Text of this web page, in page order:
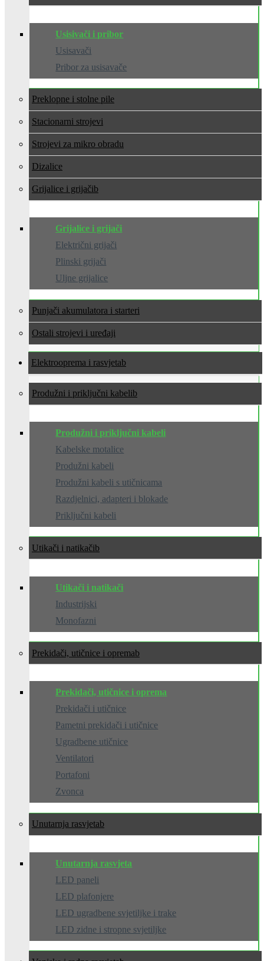
Usisivači i pribor
Usisavači
Pribor za usisavače
Preklopne i stolne pile
Stacionarni strojevi
Strojevi za mikro obradu
Dizalice
Grijalice i grijači
Grijalice i grijači
Električni grijači
Plinski grijači
Uljne grijalice
Punjači akumulatora i starteri
Ostali strojevi i uređaji
Elektrooprema i rasvjeta
Produžni i priključni kabeli
Produžni i priključni kabeli
Kabelske motalice
Produžni kabeli
Produžni kabeli s utičnicama
Razdjelnici, adapteri i blokade
Priključni kabeli
Utikači i natikači
Utikači i natikači
Industrijski
Monofazni
Prekidači, utičnice i oprema
Prekidači, utičnice i oprema
Prekidači i utičnice
Pametni prekidači i utičnice
Ugradbene utičnice
Ventilatori
Portafoni
Zvonca
Unutarnja rasvjeta
Unutarnja rasvjeta
LED paneli
LED plafonjere
LED ugradbene svjetiljke i trake
LED zidne i stropne svjetiljke